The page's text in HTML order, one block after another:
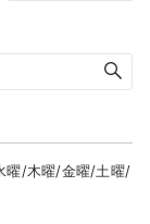
曜/木曜/金曜/土曜/